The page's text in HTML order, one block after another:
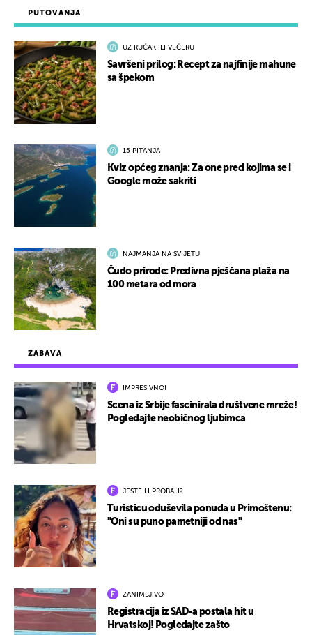
ZABAVA
IMPRESIVNO!
Scena iz Srbije fascinirala društvene mreže!
Pogledajte neobičnog ljubimca
JESTE LI PROBALI?
Turisticu oduševila ponuda u Primoštenu:
"Oni su puno pametniji od nas"
ZANIMLJIVO
Registracija iz SAD-a postala hit u
Hrvatskoj! Pogledajte zašto
PUTOVANJA
UZ RUČAK ILI VEČERU
Savršeni prilog: Recept za najfinije mahune
sa špekom
15 PITANJA
Kviz općeg znanja: Za one pred kojima se i
Google može sakriti
NAJMANJA NA SVIJETU
Čudo prirode: Predivna pješčana plaža na
100 metara od mora